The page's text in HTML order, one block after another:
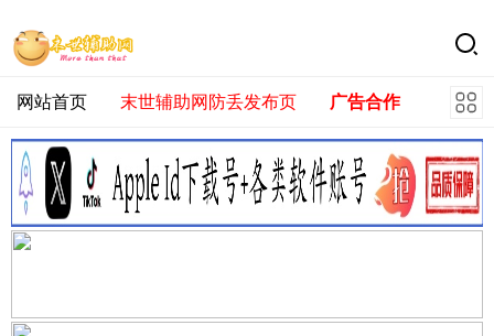
网站首页 末世辅助网防丢发布页 广告合作